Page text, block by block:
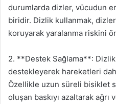
durumlarda dizler, vücudun
biridir. Dizlik kullanmak,
koruyarak yaralanma riskini
2. **Destek Sağlama**:
destekleyerek hareketleri
Özellikle uzun süreli bisiklet
oluşan baskıyı azaltarak ağrı